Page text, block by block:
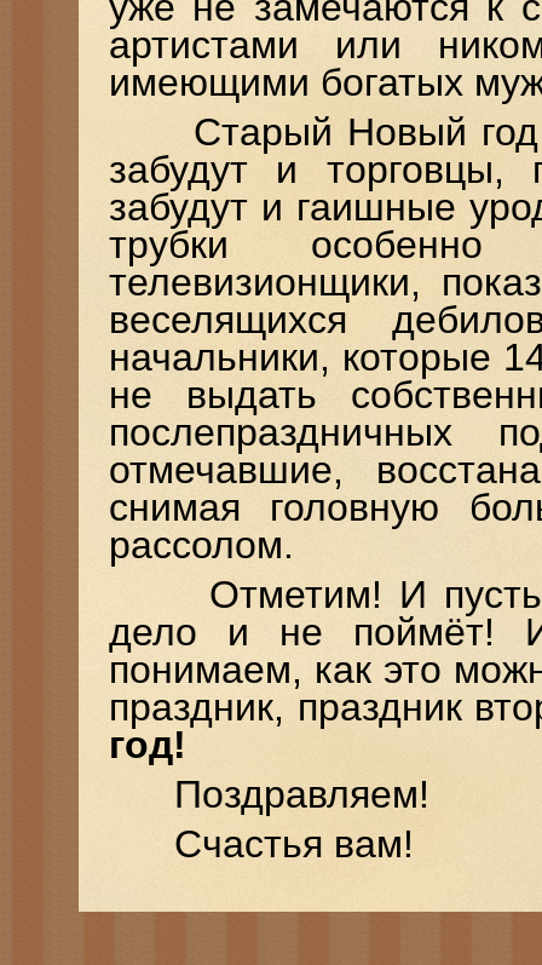
артистами или
имеющими богатых
Старый Новый год
забудут и
забудут и гаишные
трубки
телевизионщики,
веселящихся
начальники, которые
не выдать
послепраздничных
отмечавшие,
снимая головную
рассолом.
Отметим! И пусть
дело и не поймёт!
понимаем, как это
праздник, праздник
год!
Поздравляем!
Счастья вам!